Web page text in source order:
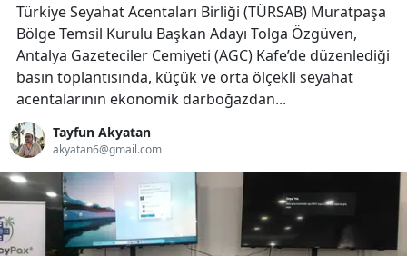
Türkiye Seyahat Acentaları Birliği (TÜRSAB) Muratpaşa
Bölge Temsil Kurulu Başkan Adayı Tolga Özgüven,
Antalya Gazeteciler Cemiyeti (AGC) Kafe’de düzenlediği
basın toplantısında, küçük ve orta ölçekli seyahat
acentalarının ekonomik darboğazdan...
Tayfun Akyatan
akyatan6@gmail.com